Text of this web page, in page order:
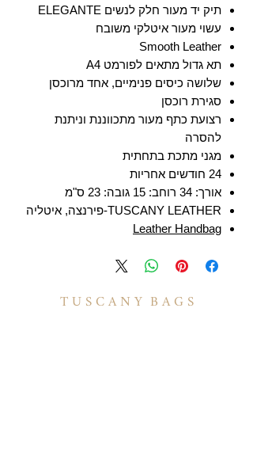
תיק יד מעור חלק לנשים ELEGANTE
עשוי מעור איטלקי משובח
Smooth Leather
תא גדול מתאים לפורמט A4
שלושה כיסים פנימיים, אחד מרוכסן
סגירת רוכסן
רצועת כתף מעור מתכווננת וניתנת
להסרה
מגני מתכת בתחתית
24 חודשים אחריות
אורך: 34 רוחב: 15 גובה: 23 ס"מ
TUSCANY LEATHER-פירנצה, איטליה
Leather Handbag
T U S C A N Y B A G S